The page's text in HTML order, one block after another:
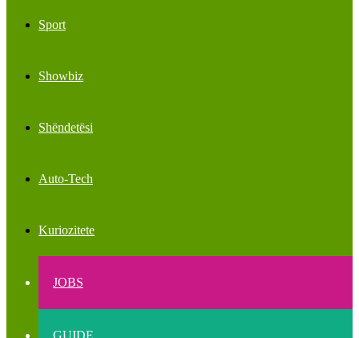
Sport
Showbiz
Shëndetësi
Auto-Tech
Kuriozitete
JOBS
GUIDE